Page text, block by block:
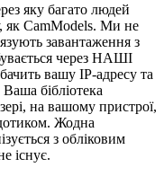
яку багато людей
як CamModels. Ми не
завантаження з
через НАШІ
вашу IP-адресу та
бібліотека
на вашому пристрої,
Жодна
з обліковим
існує.